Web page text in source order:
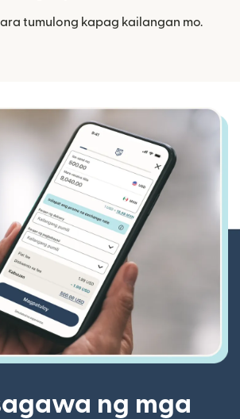
tumulong kapag kailangan mo.
ng mga